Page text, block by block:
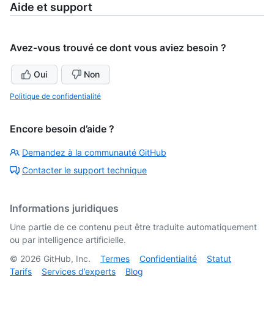
Aide et support
Avez-vous trouvé ce dont vous aviez besoin ?
Oui Non
Politique de confidentialité
Encore besoin d’aide ?
Demandez à la communauté GitHub
Contacter le support technique
Informations juridiques
Une partie de ce contenu peut être traduite automatiquement
ou par intelligence artificielle.
© 2026 GitHub, Inc. Termes Confidentialité
Statut
Tarifs
Services d’experts Blog